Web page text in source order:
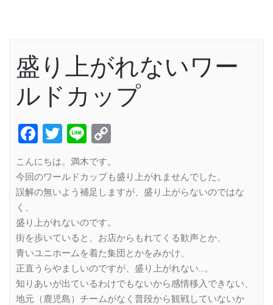
盛り上がれないワー
ルドカップ
Facebook
Twitter
Line
こんにちは。満木です。
今回のワールドカップも盛り上がれませんでした。
誤解の無いよう補足しますが、盛り上がらないのではな
く、
盛り上がれないのです。
街を歩いていると、お店からもれてくる歓声とか、
青いユニホームを着た集団とかをみかけ、
正直うらやましいのですが、盛り上がれない…。
知りあいが出ているわけでもないから感情移入できない、
地元（鹿児島）チームがなく普段から観戦していないか